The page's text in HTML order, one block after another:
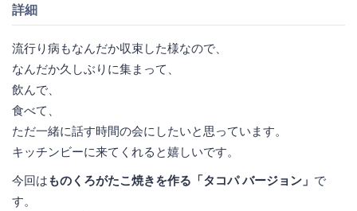
詳細
流行り病もなんだか収束した様なので、
なんだか久しぶりに集まって、
飲んで、
食べて、
ただ一緒に話す時間の会にしたいと思っています。
キッチンビーに来てくれると嬉しいです。
今回はものくろがたこ焼きを作る「タコパ バージョン」 で
す。